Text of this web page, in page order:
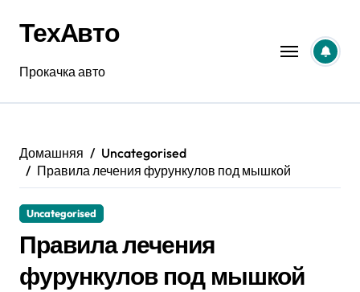
содержанию
ТехАвто
Прокачка авто
Домашняя
Uncategorised
Правила лечения фурункулов под мышкой
Uncategorised
Правила лечения
фурункулов под мышкой